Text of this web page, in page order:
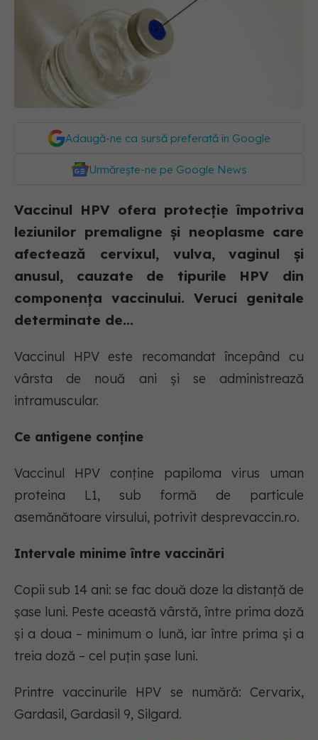
Adaugă-ne ca sursă preferată în Google
Urmărește-ne pe Google News
Vaccinul HPV ofera protecție împotriva
leziunilor premaligne și neoplasme care
afectează cervixul, vulva, vaginul și
anusul, cauzate de tipurile HPV din
componența vaccinului. Veruci genitale
determinate de...
Vaccinul HPV este recomandat începând cu
vârsta de nouă ani și se administrează
intramuscular.
Ce antigene conține
Vaccinul HPV conține papiloma virus uman
proteina L1, sub formă de particule
asemănătoare virsului, potrivit desprevaccin.ro.
Intervale minime între vaccinări
Copii sub 14 ani: se fac două doze la distanță de
șase luni. Peste această vârstă, între prima doză
și a doua – minimum o lună, iar între prima și a
treia doză – cel puțin șase luni.
Printre vaccinurile HPV se numără: Cervarix,
Gardasil, Gardasil 9, Silgard.